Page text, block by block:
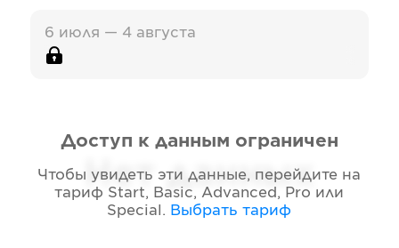
6 июля — 4 августа
Нет данных
Доступ к данным ограничен
Чтобы увидеть эти данные, перейдите на
тариф Start, Basic, Advanced, Pro или
Special . Выбрать тариф